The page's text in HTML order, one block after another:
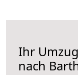
Ihr
nach